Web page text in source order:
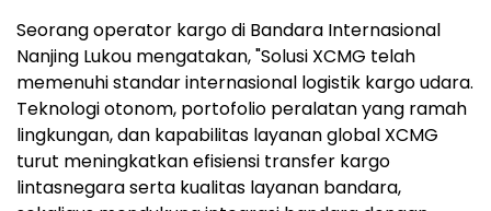
Seorang operator kargo di Bandara Internasional
Nanjing Lukou mengatakan, "Solusi XCMG telah
memenuhi standar internasional logistik kargo udara.
Teknologi otonom, portofolio peralatan yang ramah
lingkungan, dan kapabilitas layanan global XCMG
turut meningkatkan efisiensi transfer kargo
lintasnegara serta kualitas layanan bandara,